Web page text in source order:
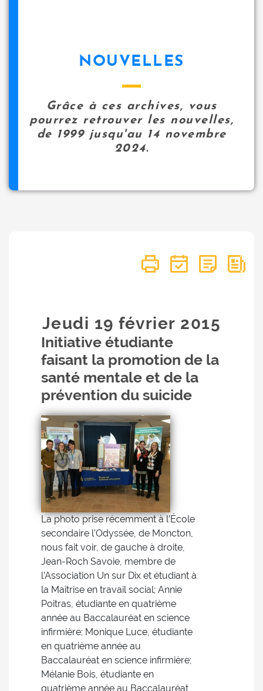
NOUVELLES
Grâce à ces archives, vous
pourrez retrouver les nouvelles,
de 1999 jusqu'au 14 novembre
2024.
Jeudi 19février 2015
Initiative étudiante
faisant la promotion de la
santé mentale et de la
prévention du suicide
La photo prise récemment à l’École
secondaire l’Odyssée, de Moncton,
nous fait voir, de gauche à droite,
Jean-Roch Savoie, membre de
l’Association Un sur Dix et étudiant à
la Maîtrise en travail social; Annie
Poitras, étudiante en quatrième
année au Baccalauréat en science
infirmière; Monique Luce, étudiante
en quatrième année au
Baccalauréat en science infirmière;
Mélanie Bois, étudiante en
quatrième année au Baccalauréat